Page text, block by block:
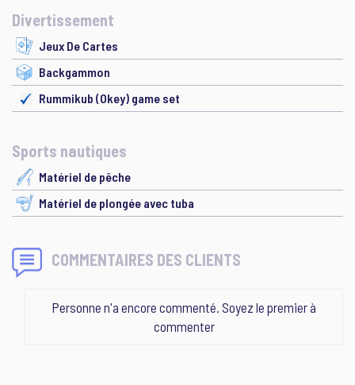
Divertissement
Jeux De Cartes
Backgammon
Rummikub (Okey) game set
Sports nautiques
Matériel de pêche
Matériel de plongée avec tuba
COMMENTAIRES DES CLIENTS
Personne n'a encore commenté. Soyez le premier à
commenter